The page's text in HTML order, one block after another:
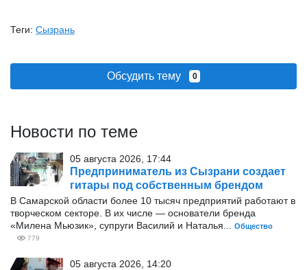
Теги: Сызрань
Обсудить тему 0
Новости по теме
05 августа 2026, 17:44
Предприниматель из Сызрани создает
гитары под собственным брендом
В Самарской области более 10 тысяч предприятий работают в
творческом секторе. В их числе — основатели бренда
«Милена Мьюзик», супруги Василий и Наталья...
Общество
779
05 августа 2026, 14:20